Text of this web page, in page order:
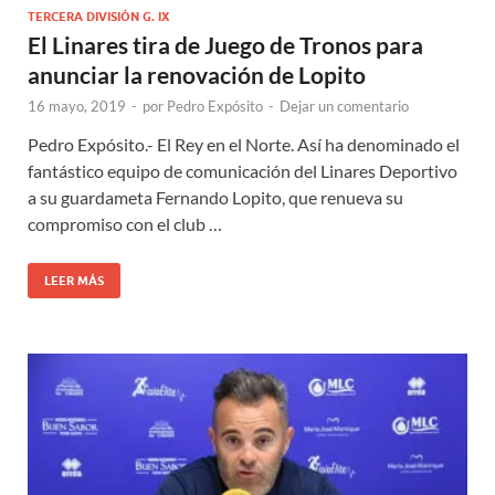
TERCERA DIVISIÓN G. IX
El Linares tira de Juego de Tronos para
anunciar la renovación de Lopito
16 mayo, 2019 - por Pedro Expósito - Dejar un comentario
Pedro Expósito.- El Rey en el Norte. Así ha denominado el
fantástico equipo de comunicación del Linares Deportivo
a su guardameta Fernando Lopito, que renueva su
compromiso con el club …
LEER MÁS